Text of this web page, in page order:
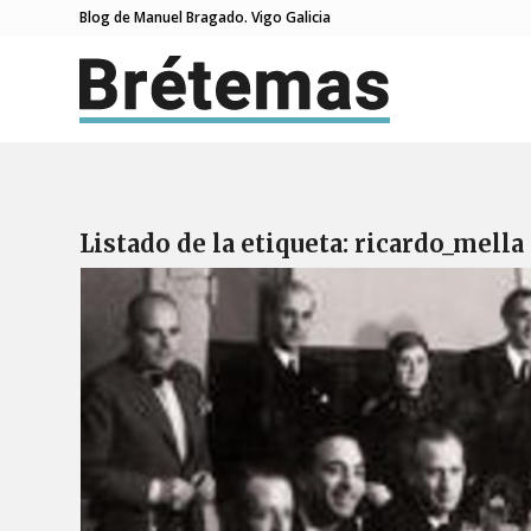
Blog de Manuel Bragado. Vigo Galicia
Listado de la etiqueta: ricardo_mella